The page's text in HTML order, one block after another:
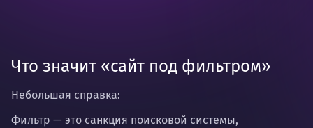
Что значит «сайт под фильтром»
Небольшая справка:
Фильтр — это санкция поисковой системы,